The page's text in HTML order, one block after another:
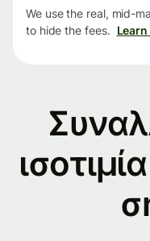
We use the real, mid-
to hide the fees.